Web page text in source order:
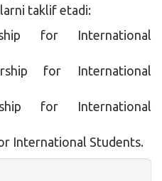
taklif etadi:
for International
for International
for International
International Students.